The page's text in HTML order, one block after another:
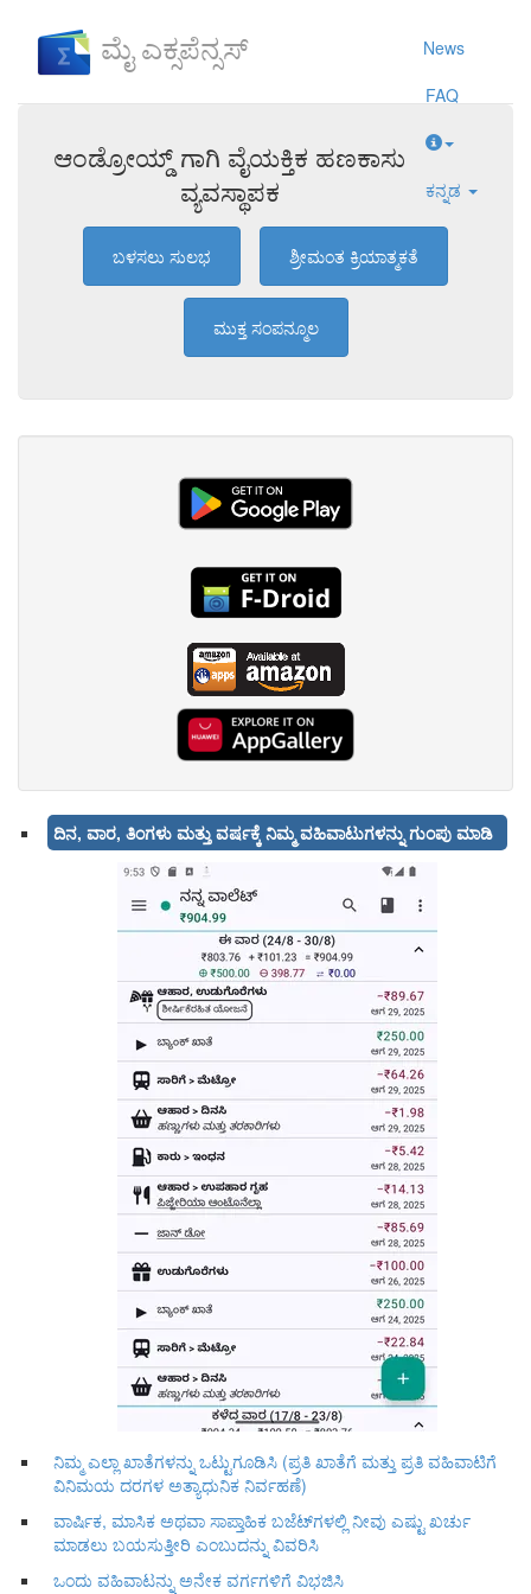
News
FAQ
ಕನ್ನಡ
ಮೈ ಎಕ್ಸಪೆನ್ಸಸ್
ಆಂಡ್ರೋಯ್ಡ್ ಗಾಗಿ ವೈಯಕ್ತಿಕ ಹಣಕಾಸು
ವ್ಯವಸ್ಥಾಪಕ
ಬಳಸಲು ಸುಲಭ ಶ್ರೀಮಂತ ಕ್ರಿಯಾತ್ಮಕತೆ
ಮುಕ್ತ ಸಂಪನ್ಮೂಲ
ದಿನ, ವಾರ, ತಿಂಗಳು ಮತ್ತು ವರ್ಷಕ್ಕೆ ನಿಮ್ಮ ವಹಿವಾಟುಗಳನ್ನು ಗುಂಪು ಮಾಡಿ
ನಿಮ್ಮ ಎಲ್ಲಾ ಖಾತೆಗಳನ್ನು ಒಟ್ಟುಗೂಡಿಸಿ (ಪ್ರತಿ ಖಾತೆಗೆ ಮತ್ತು ಪ್ರತಿ ವಹಿವಾಟಿಗೆ
ವಿನಿಮಯ ದರಗಳ ಅತ್ಯಾಧುನಿಕ ನಿರ್ವಹಣೆ)
ವಾರ್ಷಿಕ, ಮಾಸಿಕ ಅಥವಾ ಸಾಪ್ತಾಹಿಕ ಬಜೆಟ್‌ಗಳಲ್ಲಿ ನೀವು ಎಷ್ಟು ಖರ್ಚು
ಮಾಡಲು ಬಯಸುತ್ತೀರಿ ಎಂಬುದನ್ನು ವಿವರಿಸಿ
ಒಂದು ವಹಿವಾಟನ್ನು ಅನೇಕ ವರ್ಗಗಳಿಗೆ ವಿಭಜಿಸಿ